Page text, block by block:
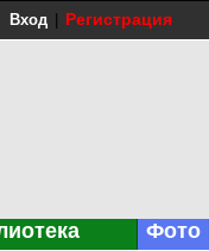
Вход Регистрация
Фото